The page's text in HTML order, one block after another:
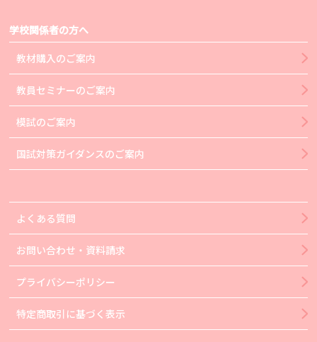
学校関係者の方へ
教材購入のご案内
教員セミナーのご案内
模試のご案内
国試対策ガイダンスのご案内
よくある質問
お問い合わせ・資料請求
プライバシーポリシー
特定商取引に基づく表示